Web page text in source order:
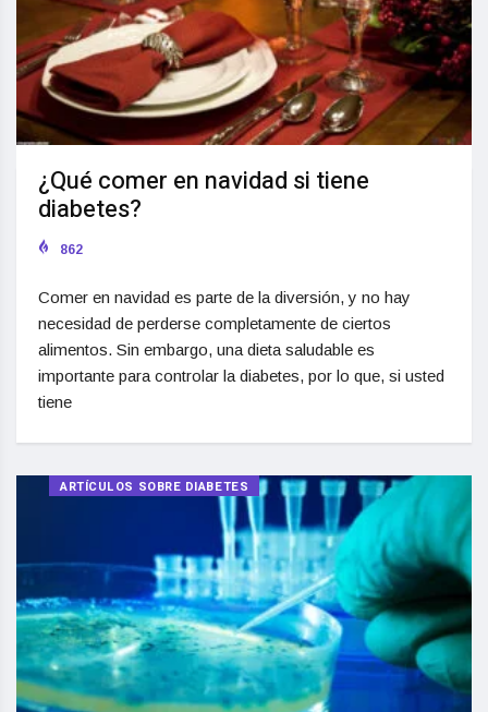
¿Qué comer en navidad si tiene
diabetes?
862
Comer en navidad es parte de la diversión, y no hay
necesidad de perderse completamente de ciertos
alimentos. Sin embargo, una dieta saludable es
importante para controlar la diabetes, por lo que, si usted
tiene
ARTÍCULOS SOBRE DIABETES